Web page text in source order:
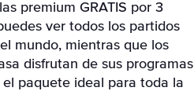
premium GRATIS por 3
ver todos los partidos
mundo, mientras que los
disfrutan de sus programas
el paquete ideal para toda la